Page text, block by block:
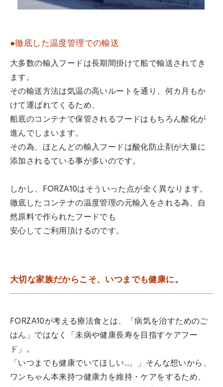
●徹底した温度管理での輸送
大多数の輸入フードは長期間掛けて船で輸送されてき
ます。
その輸送方法は気温の高いルートを通り、何カ月もか
けて運ばれてくるため、
船底のコンテナで保管されるフードはもちろん酸化が
進んでしまいます。
その為、ほとんどの輸入フードは酸化防止剤が大量に
添加されるている事が多いのです。
しかし、FORZA10はそういった点が全く異なります。
徹底したコンテナの温度管理の元輸入をされる為、自
然原料で作られたフードでも
安心してご利用頂けるのです。
大切な家族だからこそ、いつまでも健康に。
FORZA10が考える療法食とは、「病気を治すためのご
はん」ではなく「未病や健康長寿を目指すケアフー
ド」。
「いつまでも健康でいてほしい…。」そんな想いから、
ワンちゃん本来持つ健康力を維持・ケアをするため、